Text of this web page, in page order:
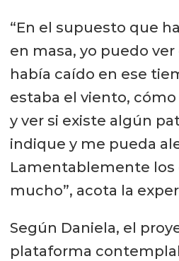
“En el supuesto que
en masa, yo puedo
había caído en ese
estaba el viento,
y ver si existe algún
indique y me pueda
Lamentablemente los
mucho”, acota la
Según Daniela, el
plataforma